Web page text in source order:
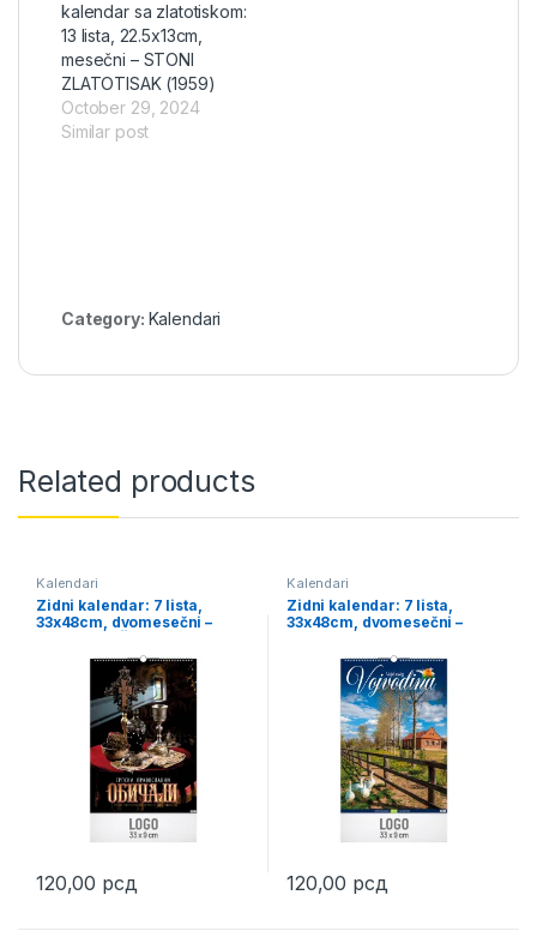
kalendar sa zlatotiskom:
13 lista, 22.5x13cm,
mesečni – STONI
ZLATOTISAK (1959)
October 29, 2024
Similar post
Category: Kalendari
Related products
Kalendari
Zidni kalendar: 7 lista,
33x48cm, dvomesečni –
120,00 рсд
Kalendari
Zidni kalendar: 7 lista,
33x48cm, dvomesečni –
120,00 рсд